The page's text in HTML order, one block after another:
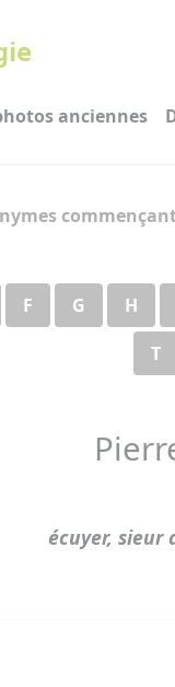
anciennes
F G H
T
écuyer, sieur